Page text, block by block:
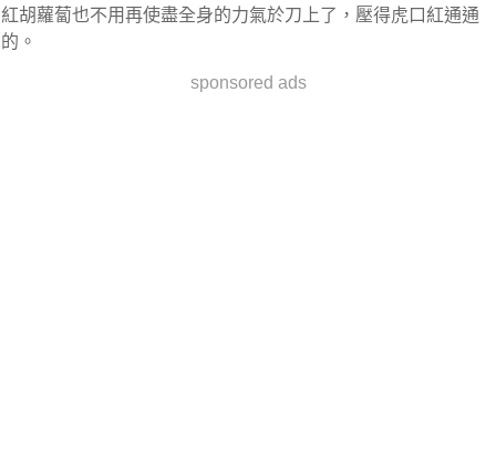
紅胡蘿蔔也不用再使盡全身的力氣於刀上了，壓得虎口紅通通
的。
sponsored ads